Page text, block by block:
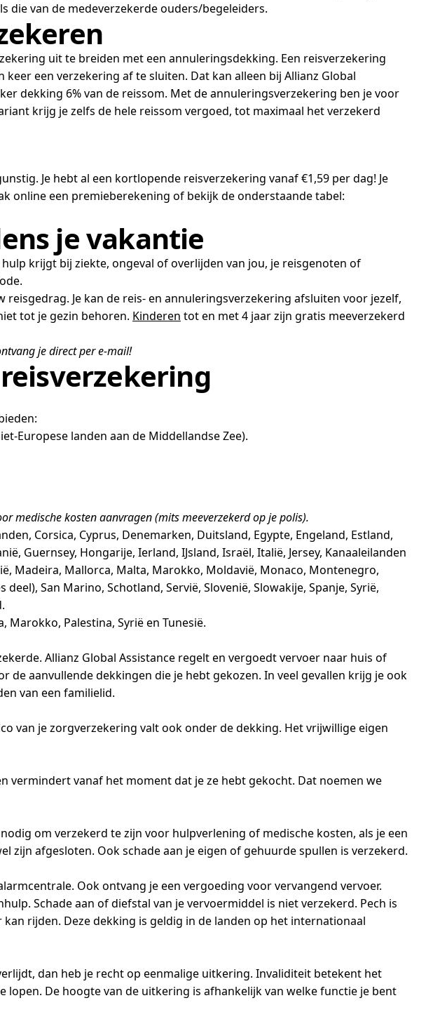
die van de medeverzekerde ouders/begeleiders.
uit te breiden met een annuleringsdekking. Een reisverzekering
een verzekering af te sluiten. Dat kan alleen bij Allianz Global
dekking 6% van de reissom. Met de annuleringsverzekering ben je voor
krijg je zelfs de hele reissom vergoed, tot maximaal het verzekerd
Je hebt al een kortlopende reisverzekering vanaf €1,59 per dag! Je
online een premieberekening of bekijk de onderstaande tabel:
je vakantie
krijgt bij ziekte, ongeval of overlijden van jou, je reisgenoten of
Je kan de reis- en annuleringsverzekering afsluiten voor jezelf,
tot je gezin behoren. Kinderen tot en met 4 jaar zijn gratis meeverzekerd
je direct per e-mail!
Europese landen aan de Middellandse Zee).
medische kosten aanvragen (mits meeverzekerd op je polis).
Corsica, Cyprus, Denemarken, Duitsland, Egypte, Engeland, Estland,
Guernsey, Hongarije, Ierland, IJsland, Israël, Italië, Jersey, Kanaaleilanden
Madeira, Mallorca, Malta, Marokko, Moldavië, Monaco, Montenegro,
San Marino, Schotland, Servië, Slovenië, Slowakije, Spanje, Syrië,
Marokko, Palestina, Syrië en Tunesië.
Allianz Global Assistance regelt en vergoedt vervoer naar huis of
aanvullende dekkingen die je hebt gekozen. In veel gevallen krijg je ook
van een familielid.
van je zorgverzekering valt ook onder de dekking. Het vrijwillige eigen
vermindert vanaf het moment dat je ze hebt gekocht. Dat noemen we
om verzekerd te zijn voor hulpverlening of medische kosten, als je een
afgesloten. Ook schade aan je eigen of gehuurde spullen is verzekerd.
Ook ontvang je een vergoeding voor vervangend vervoer.
Schade aan of diefstal van je vervoermiddel is niet verzekerd. Pech is
rijden. Deze dekking is geldig in de landen op het internationaal
dan heb je recht op eenmalige uitkering. Invaliditeit betekent het
De hoogte van de uitkering is afhankelijk van welke functie je bent